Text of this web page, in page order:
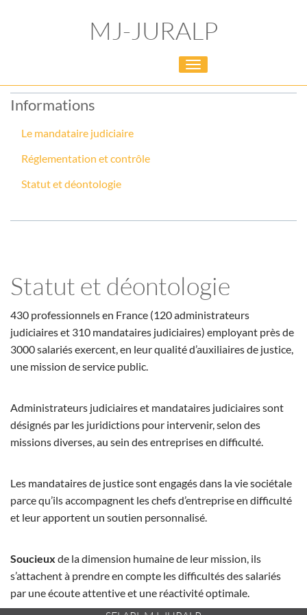
MJ-JURALP
Toggle
navigation
Informations
Le mandataire judiciaire
Réglementation et contrôle
Statut et déontologie
Statut et déontologie
430 professionnels en France (120 administrateurs
judiciaires et 310 mandataires judiciaires) employant près de
3000 salariés exercent, en leur qualité d’auxiliaires de justice,
une mission de service public.
Administrateurs judiciaires et mandataires judiciaires sont
désignés par les juridictions pour intervenir, selon des
missions diverses, au sein des entreprises en difficulté.
Les mandataires de justice sont engagés dans la vie sociétale
parce qu’ils accompagnent les chefs d’entreprise en difficulté
et leur apportent un soutien personnalisé.
Soucieux de la dimension humaine de leur mission, ils
s’attachent à prendre en compte les difficultés des salariés
par une écoute attentive et une réactivité optimale.